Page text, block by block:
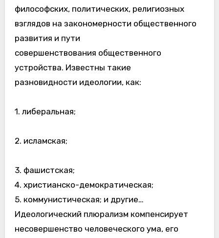
философских, политических, религиозных
взглядов на закономерности общественного
развития и пути
совершенствования общественного
устройства. Известны такие
разновидности идеологии, как:
1. либеральная;
2. исламская;
3. фашистская;
4. христианско-демократическая;
5. коммунистическая; и другие…
Идеологический плюрализм компенсирует
несовершенство человеческого ума, его